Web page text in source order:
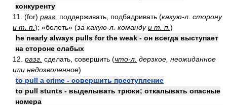
конкуренту
11. (for) разг. поддерживать, подбадривать (какую-л. сторону
и т. п. ); «болеть» (за какую-л. командуи т. п. )
he nearly always pulls for the weak - он всегда выступает
на стороне слабых
12. разг. сделать, совершить (что-л. дерзкое, неожиданное
или недозволенное)
to pull a crime - совершить преступление
to pull stunts - выделывать трюки; откалывать опасные
номера